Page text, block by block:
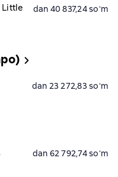
dan 40 837,24 soʻm
dan 23 272,83 soʻm
dan 62 792,74 soʻm